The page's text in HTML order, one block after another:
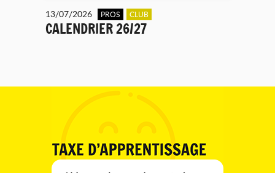
13/07/2026 PROS CLUB
CALENDRIER 26/27